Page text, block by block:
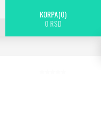
KORPA 0
0 RSD